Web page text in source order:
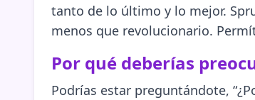
tanto de lo último y lo mejor.
menos que revolucionario.
Por qué deberías
Podrías estar preguntándote,